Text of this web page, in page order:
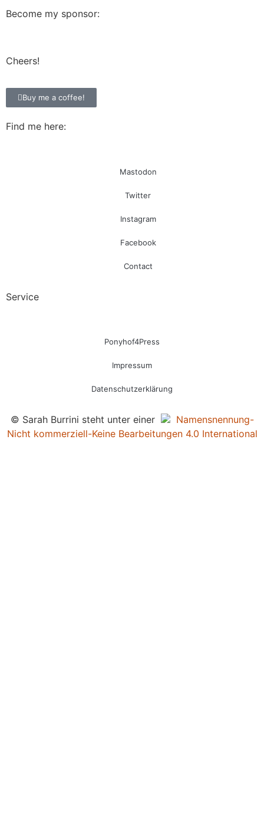
Become my sponsor:
Cheers!
Buy me a coffee!
Find me here:
Mastodon
Twitter
Instagram
Facebook
Contact
Service
Ponyhof4Press
Impressum
Datenschutzerklärung
© Sarah Burrini steht unter einer
Namensnennung-
Nicht kommerziell-Keine Bearbeitungen 4.0 International